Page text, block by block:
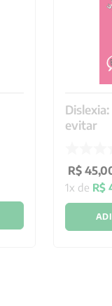
evitar
R$ 45,
1x de R$